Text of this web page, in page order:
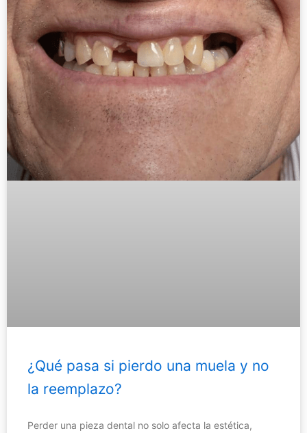
¿Qué pasa si pierdo una muela y no
la reemplazo?
Perder una pieza dental no solo afecta la estética,